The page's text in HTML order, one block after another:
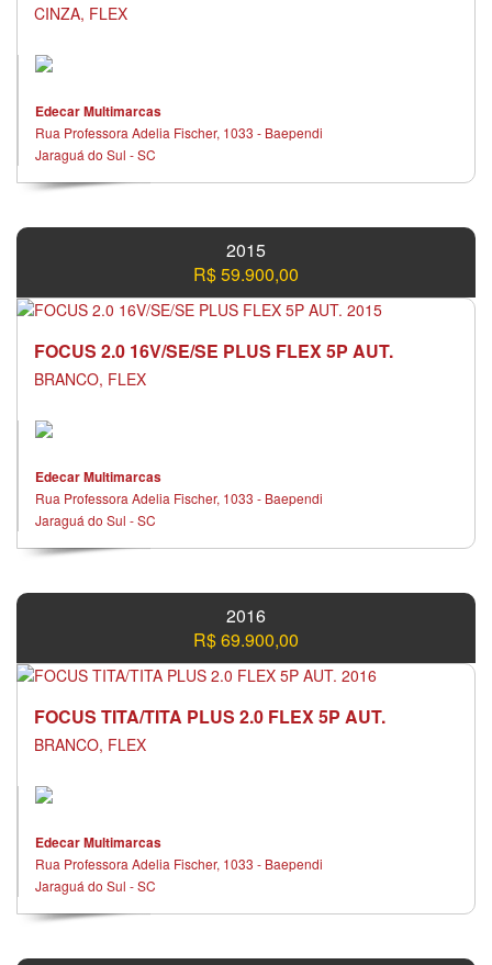
CINZA, FLEX
Edecar Multimarcas
Rua Professora Adelia Fischer, 1033 - Baependi
Jaraguá do Sul - SC
2015
R$ 59.900,00
FOCUS 2.0 16V/SE/SE PLUS FLEX 5P AUT.
BRANCO, FLEX
Edecar Multimarcas
Rua Professora Adelia Fischer, 1033 - Baependi
Jaraguá do Sul - SC
2016
R$ 69.900,00
FOCUS TITA/TITA PLUS 2.0 FLEX 5P AUT.
BRANCO, FLEX
Edecar Multimarcas
Rua Professora Adelia Fischer, 1033 - Baependi
Jaraguá do Sul - SC